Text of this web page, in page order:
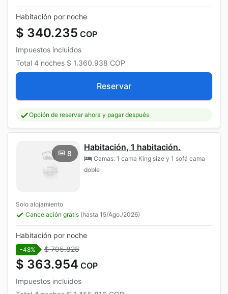
Habitación por noche
$ 340.235 COP
Impuestos incluidos
Total 4 noches $ 1.360.938 COP
Reservar
Opción de reservar ahora y pagar después
8
Habitación, 1 habitación.
Camas: 1 cama King size y 1 sofá cama
doble
Solo alojamiento
Cancelación gratis (hasta 15/Ago./2026)
Habitación por noche
-48% $ 705.828
$ 363.954 COP
Impuestos incluidos